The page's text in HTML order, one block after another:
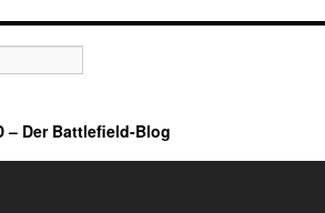
– Der Battlefield-Blog